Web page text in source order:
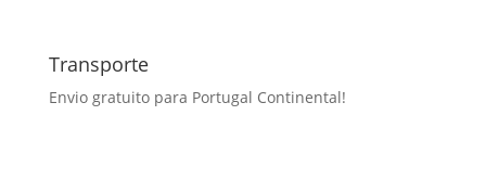
Transporte
Envio gratuito para Portugal Continental!